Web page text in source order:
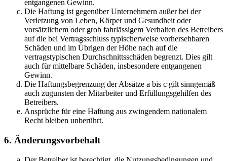
entgangenen Gewinn.
Die Haftung ist gegenüber Unternehmern außer bei der
Verletzung von Leben, Körper und Gesundheit oder
vorsätzlichem oder grob fahrlässigem Verhalten des Betreibers
auf die bei Vertragsschluss typischerweise vorhersehbaren
Schäden und im Übrigen der Höhe nach auf die
vertragstypischen Durchschnittsschäden begrenzt. Dies gilt
auch für mittelbare Schäden, insbesondere entgangenen
Gewinn.
Die Haftungsbegrenzung der Absätze a bis c gilt sinngemäß
auch zugunsten der Mitarbeiter und Erfüllungsgehilfen des
Betreibers.
Ansprüche für eine Haftung aus zwingendem nationalem
Recht bleiben unberührt.
6. Änderungsvorbehalt